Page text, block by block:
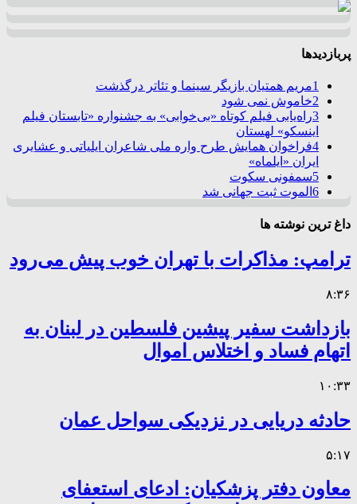
پربازدیدها
1مریم همتیان بازیگر سینما و تئاتر درگذشت
2خاموش نمی شود
3راه‌یابی فیلم کوتاه «بی‌خوابی» به جشنواره «تابستان فیلم
اینسکو» لهستان
4فراخوان همایش طرح واره ملی شاعران ایلیاتی و عشایری
ایران «ایلماه»
5سمفونی سکوت
6 الموت ثبت جهانی شد
داغ ترین نوشته ها
ترامپ: مذاکرات با تهران خوب پیش می‌رود
۸:۳۶
بازداشت سفیر پیشین فلسطین در لبنان به
اتهام فساد و اختلاس اموال
۱۰:۳۳
حادثه دریایی در نزدیکی سواحل عمان
۵:۱۷
معاون دفتر پزشکیان: ادعای استعفای